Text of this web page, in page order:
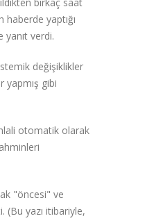
yaptığı
verdi.
değişiklikler
yapmış gibi
otomatik olarak
"öncesi" ve
(Bu yazı itibariyle,